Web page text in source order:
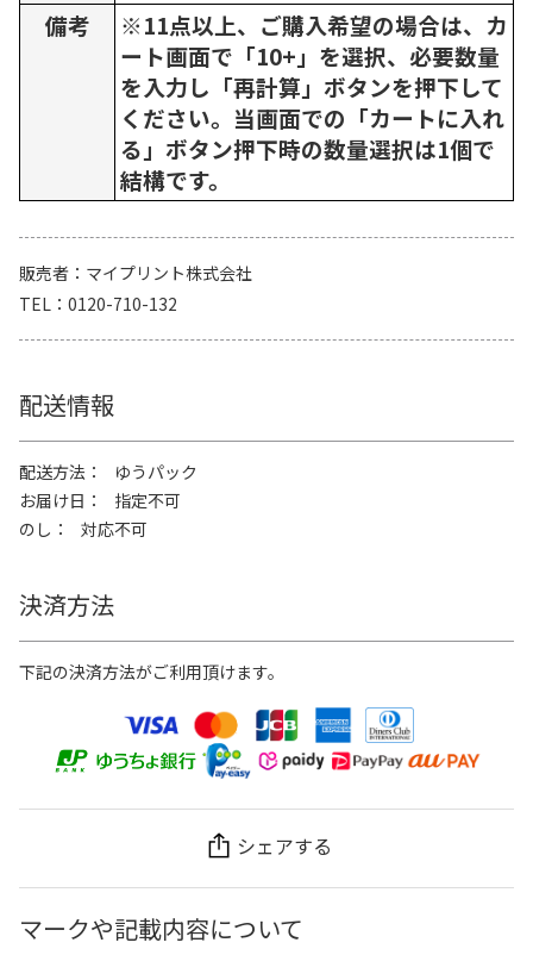
備考
※11点以上、ご購入希望の場合は、カ
ート画面で「10+」を選択、必要数量
を入力し「再計算」ボタンを押下して
ください。当画面での「カートに入れ
る」ボタン押下時の数量選択は1個で
結構です。
販売者
マイプリント株式会社
TEL
0120-710-132
配送情報
配送方法
ゆうパック
お届け日
指定不可
のし
対応不可
決済方法
下記の決済方法がご利用頂けます。
シェアする
マークや記載内容について